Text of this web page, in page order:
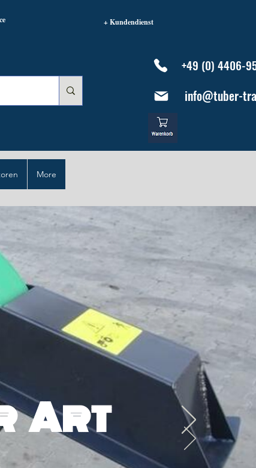
+ Kundendienst
+49 (0) 4406-
info@tuber-
More
Art